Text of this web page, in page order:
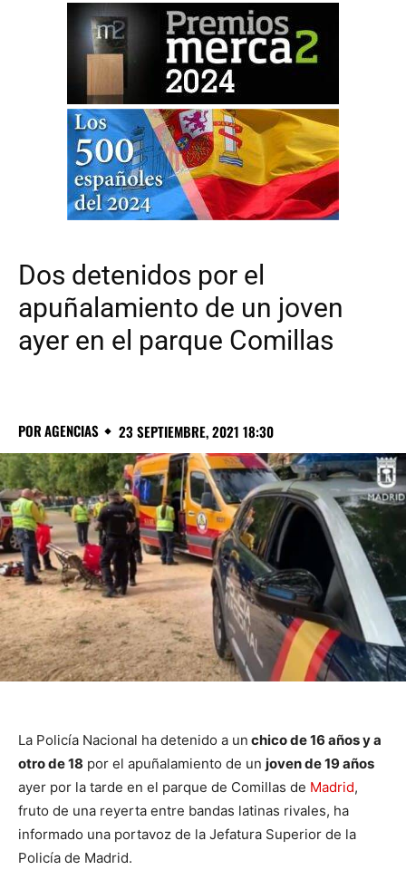
Dos detenidos por el
apuñalamiento de un joven
ayer en el parque Comillas
PORAGENCIAS 23 SEPTIEMBRE, 2021 18:30
La Policía Nacional ha detenido a un chico de 16 años y a
otro de 18 por el apuñalamiento de un joven de 19 años
ayer por la tarde en el parque de Comillas de Madrid,
fruto de una reyerta entre bandas latinas rivales, ha
informado una portavoz de la Jefatura Superior de la
Policía de Madrid.